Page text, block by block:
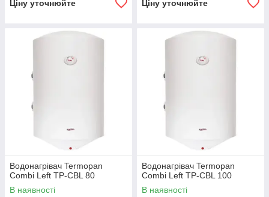
Ціну уточнюйте Ціну уточнюйте
Водонагрівач Termopan
Combi Left TP-CBL 80
В наявності
Водонагрівач Termopan
Combi Left TP-CBL 100
В наявності